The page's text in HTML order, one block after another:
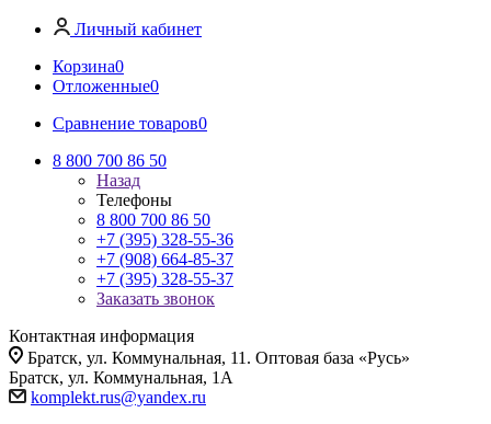
Личный кабинет
Корзина0
Отложенные0
Сравнение товаров0
8 800 700 86 50
Назад
Телефоны
8 800 700 86 50
+7 (395) 328-55-36
+7 (908) 664-85-37
+7 (395) 328-55-37
Заказать звонок
Контактная информация
Братск, ул. Коммунальная, 11. Оптовая база «Русь»
Братск, ул. Коммунальная, 1А
komplekt.rus@yandex.ru